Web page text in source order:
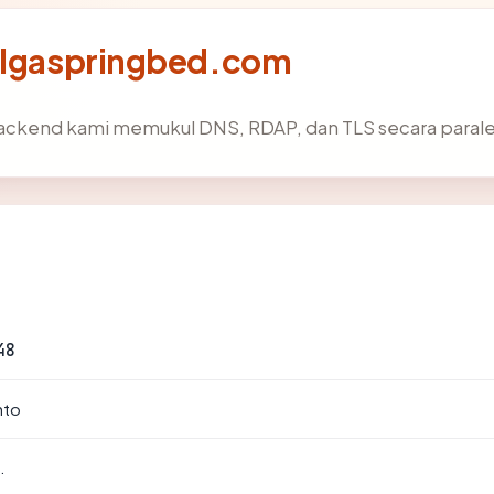
kami memukul DNS, RDAP, dan TLS secara